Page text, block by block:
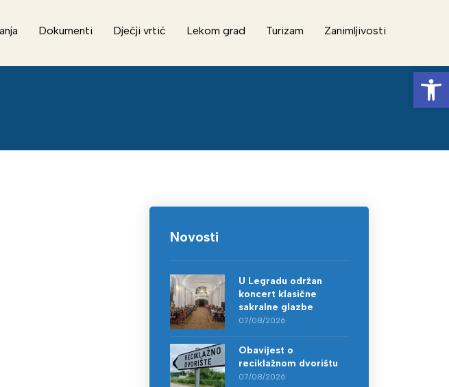
Dokumenti Dječji vrtić Lekom grad Turizam
Zanimljivosti
Novosti
U Legradu održan
koncert klasične
sakralne glazbe
07/08/2026
Obavijest o
reciklažnom dvorištu
07/08/2026